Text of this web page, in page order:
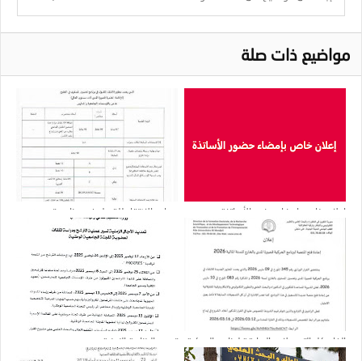
مواضيع ذات صلة
إعلان خاص بإمضاء حضور الأساتذة
معايير الانتقاء للقبول في برنامج تحسين
المستوى في الخارج
إلغاء كل التسجيلات السابقة لبرنامج الحركية
قصيرة المدى بالخارج للسنة المالية 2026
تمديد الرزنامة الزمنية